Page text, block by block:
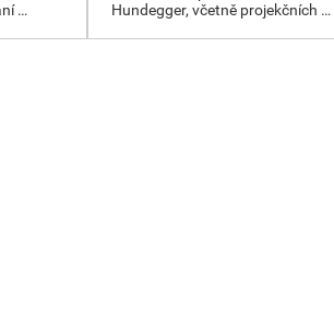
…
Hundegger, včetně projekčních …